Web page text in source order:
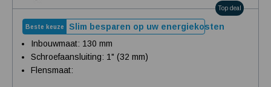
Beste keuze Slim besparen op uw energiekosten
Top deal
Inbouwmaat: 130 mm
Schroefaansluiting: 1" (32 mm)
Flensmaat: